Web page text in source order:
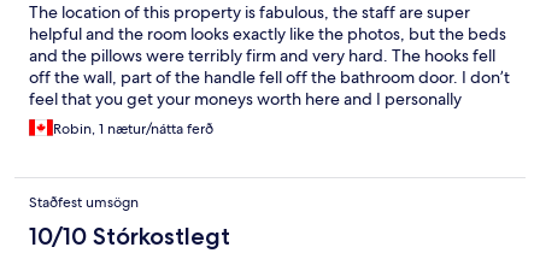
The location of this property is fabulous, the staff are super
helpful and the room looks exactly like the photos, but the beds
and the pillows were terribly firm and very hard. The hooks fell
off the wall, part of the handle fell off the bathroom door. I don’t
feel that you get your moneys worth here and I personally
wouldn’t stay here again.
Robin, 1 nætur/nátta ferð
Staðfest umsögn
10/10 Stórkostlegt